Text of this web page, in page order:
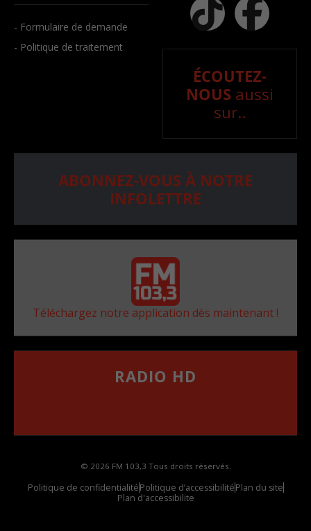
- Formulaire de demande
- Politique de traitement
ÉCOUTEZ-
NOUS aussi
sur..
ABONNEZ-VOUS À NOTRE
INFOLETTRE
Téléchargez notre application dès maintenant !
RADIO HD
© 2026 FM 103,3 Tous droits réservés.
Politique de confidentialitéPolitique d’accessibilitéPlan du site
Plan d'accessibilite